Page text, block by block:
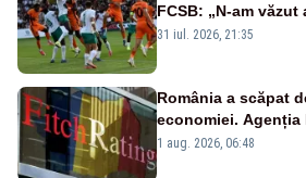
FCSB: „N-am
190 de meciuri
31 iul. 2026, 21:35
România a scăpat
economiei.
„BBB-” cu
1 aug. 2026, 06:48